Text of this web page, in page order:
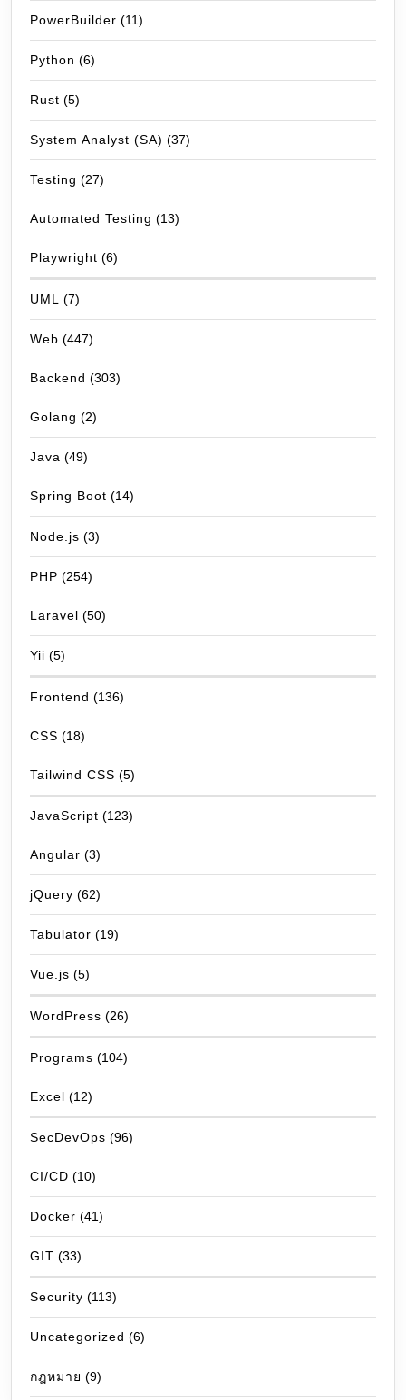
PowerBuilder (11)
Python (6)
Rust (5)
System Analyst (SA) (37)
Testing (27)
Automated Testing (13)
Playwright (6)
UML (7)
Web (447)
Backend (303)
Golang (2)
Java (49)
Spring Boot (14)
Node.js (3)
PHP (254)
Laravel (50)
Yii (5)
Frontend (136)
CSS (18)
Tailwind CSS (5)
JavaScript (123)
Angular (3)
jQuery (62)
Tabulator (19)
Vue.js (5)
WordPress (26)
Programs (104)
Excel (12)
SecDevOps (96)
CI/CD (10)
Docker (41)
GIT (33)
Security (113)
Uncategorized (6)
กฎหมาย (9)